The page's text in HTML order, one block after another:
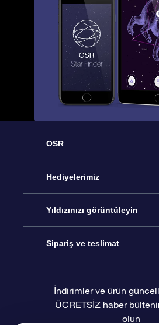
OSR
Hizmet
İletişim
Blogu
Değerlendirmeler
Hediyelerimiz
Çevrimiçi Yıldız Hediyesi
OSR Hediye Paketi
OSR Hediye Kartı
Yıldızınızı görüntüleyin
Star Register
Kişiselleştirilmiş Yıldız Sayfası
Sipariş ve teslimat
Ödeme bilgileri
İndirimler ve ürün
ÜCRETSİZ haber
olun